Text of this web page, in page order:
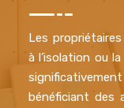
Les
à l’isolation ou
bénéficiant des